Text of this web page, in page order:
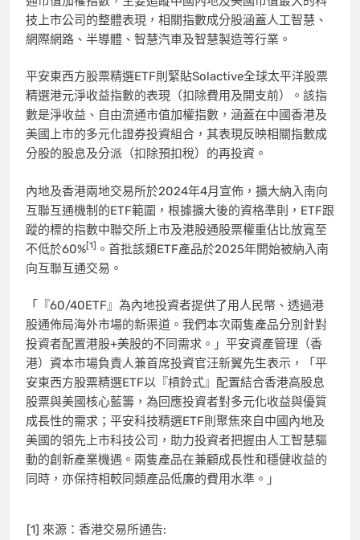
技上市公司的整體表現，相關指數成分股涵蓋人工智慧、
網際網路、半導體、智慧汽車及智慧製造等行業。
平安東西方股票精選ETF則緊貼Solactive全球太平洋股票
精選港元淨收益指數的表現（扣除費用及開支前）。該指
數是淨收益、自由流通市值加權指數，涵蓋在中國香港及
美國上市的多元化證券投資組合，其表現反映相關指數成
分股的股息及分派（扣除預扣稅）的再投資。
內地及香港兩地交易所於2024年4月宣佈，擴大納入南向
互聯互通機制的ETF範圍，根據擴大後的資格準則，ETF跟
蹤的標的指數中聯交所上市及港股通股票權重佔比放寬至
不低於60%[1] 。首批該類ETF產品於2025年開始被納入南
向互聯互通交易。
「『60/40ETF』為內地投資者提供了用人民幣、透過港
股通佈局海外市場的新渠道。我們本次兩隻產品分別針對
投資者配置港股+美股的不同需求。」平安資產管理（香
港）資本市場負責人兼首席投資官汪新翼先生表示，「平
安東西方股票精選ETF以『槓鈴式』配置結合香港高股息
股票與美國核心藍籌，為回應投資者對多元化收益與優質
成長性的需求；平安科技精選ETF則聚焦來自中國內地及
美國的領先上市科技公司，助力投資者把握由人工智慧驅
動的創新產業機遇。兩隻產品在兼顧成長性和穩健收益的
同時，亦保持相較同類產品低廉的費用水準。」
[1] 來源：香港交易所通告: